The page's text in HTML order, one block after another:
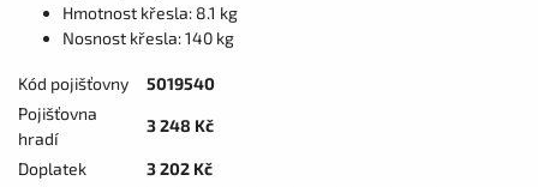
Hmotnost křesla: 8.1 kg
Nosnost křesla: 140 kg
Kód pojišťovny
5019540
Pojišťovna
hradí
3 248 Kč
Doplatek 3 202 Kč